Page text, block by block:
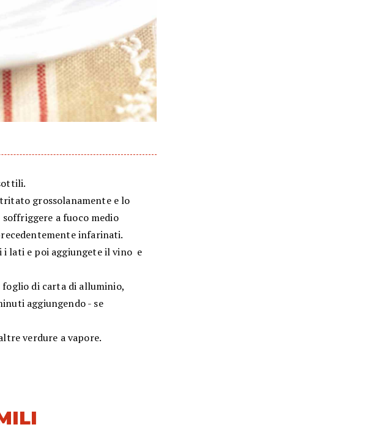
grossolanamente e lo
a fuoco medio
infarinati.
i lati e poi aggiungete il vino e
di carta di alluminio,
aggiungendo - se
verdure a vapore.